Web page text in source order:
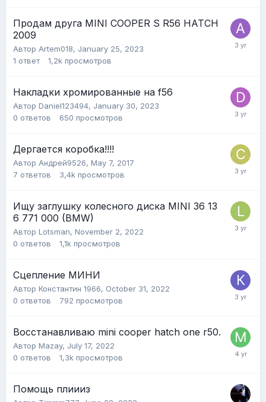
Продам друга MINI COOPER S R56 HATCH
2009
Автор Artem018, January 25, 2023
1 ответ 1,2k просмотров
Накладки хромированные на f56
Автор Daniel123494, January 30, 2023
0 ответов 650 просмотров
Дергается коробка!!!!
Автор Андрей9526, May 7, 2017
7 ответов 3,4k просмотров
Ищу заглушку колесного диска MINI 36 13
6 771 000 (BMW)
Автор Lotsman, November 2, 2022
0 ответов 1,1k просмотров
Сцепление МИНИ
Автор Константин 1966, October 31, 2022
0 ответов 792 просмотров
Восстанавливаю mini cooper hatch one r50.
Автор Mazay, July 17, 2022
0 ответов 1,3k просмотров
Помощь плиииз